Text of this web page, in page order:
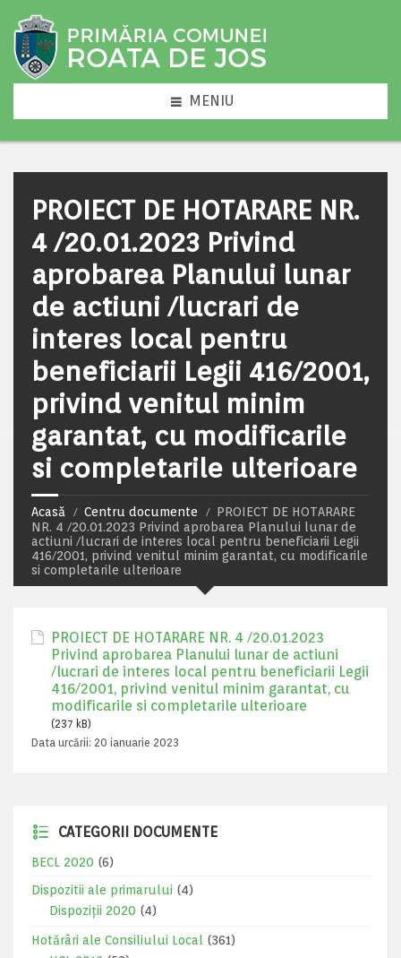
MENIU
PROIECT DE HOTARARE NR.
4 /20.01.2023 Privind
aprobarea Planului lunar
de actiuni /lucrari de
interes local pentru
beneficiarii Legii 416/2001,
privind venitul minim
garantat, cu modificarile
si completarile ulterioare
Acasă Centru documente
PROIECT DE HOTARARE
NR. 4 /20.01.2023 Privind aprobarea Planului lunar de
actiuni /lucrari de interes local pentru beneficiarii Legii
416/2001, privind venitul minim garantat, cu modificarile
si completarile ulterioare
PROIECT DE HOTARARE NR. 4 /20.01.2023
Privind aprobarea Planului lunar de actiuni
/lucrari de interes local pentru beneficiarii Legii
416/2001, privind venitul minim garantat, cu
modificarile si completarile ulterioare
(237 kB)
Data urcării: 20 ianuarie 2023
CATEGORII DOCUMENTE
BECL 2020 (6)
Dispozitii ale primarului (4)
Dispoziții 2020 (4)
Hotărâri ale Consiliului Local
(361)